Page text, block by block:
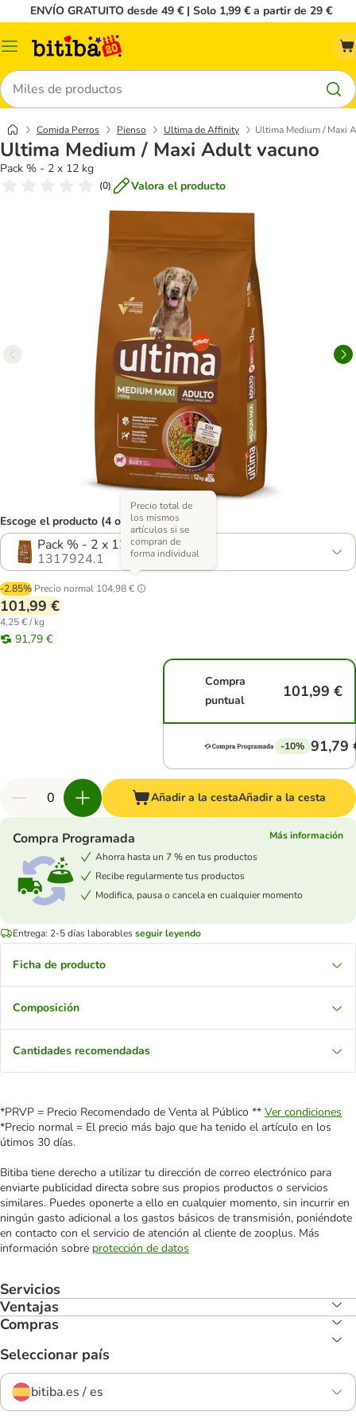
ENVÍO GRATUITO desde 49 € | Solo 1,99 € a partir de 29 €
Menú
Buscar
Comida Perros Pienso Ultima de Affinity Ultima Medium / Maxi
Ultima Medium / Maxi Adult vacuno
Pack % - 2 x 12 kg
(0) Valora el producto
Escoge el producto (4 opciones)
Pack % - 2 x 12 kg
1317924.1
-2.85% Precio normal 104,98 €
Precio total de
los mismos
artículos si se
compran de
forma individual
101,99 €
4,25 € / kg
91,79 €
Compra
puntual
101,99 €
-10% 91,79
Añadir a la cestaAñadir a la cesta
Compra Programada
Más información
Ahorra hasta un 7 % en tus productos
Recibe regularmente tus productos
Modifica, pausa o cancela en cualquier momento
Entrega: 2-5 días laborablesseguir leyendo
Ficha de producto
Composición
Cantidades recomendadas
*PRVP = Precio Recomendado de Venta al Público ** Ver condiciones
*Precio normal = El precio más bajo que ha tenido el artículo en los
útimos 30 días.
Bitiba tiene derecho a utilizar tu dirección de correo electrónico para
enviarte publicidad directa sobre sus propios productos o servicios
similares. Puedes oponerte a ello en cualquier momento, sin incurrir en
ningún gasto adicional a los gastos básicos de transmisión, poniéndote
en contacto con el servicio de atención al cliente de zooplus. Más
información sobre protección de datos
Servicios
Ventajas
Compras
Seleccionar país
bitiba.es / es